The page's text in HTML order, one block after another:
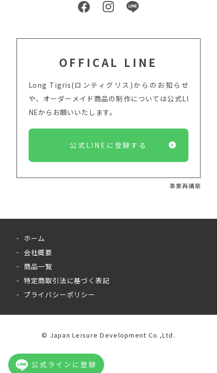
公式ラインに登録
OFFICAL LINE
Long Tigris(ロンティグリス)からのお知らせ
や、オーダーメイド商品の制作については公式LI
NEからお願いいたします。
公式LINEに登録する
事業再構築
ホーム
会社概要
商品一覧
特定商取引法に基づく表記
プライバシーポリシー
©︎ Japan Leisure Development Co.,Ltd.